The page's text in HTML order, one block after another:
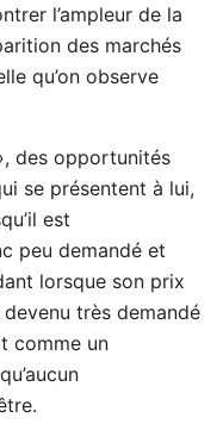
l’ampleur de la
des marchés
qu’on observe
des opportunités
se présentent à lui,
est
peu demandé et
lorsque son prix
très demandé
comme un